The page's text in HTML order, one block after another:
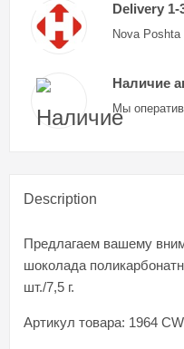
Delivery 1-
Nova Poshta
Наличие
Мы
Description
Предлагаем вашему
шоколада
шт./7,5 г.
Артикул товара: 1964